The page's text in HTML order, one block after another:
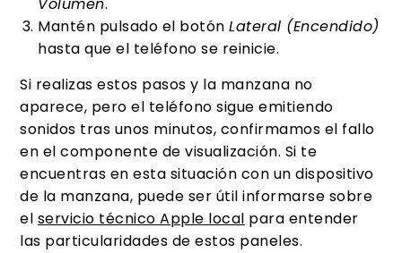
Volumen.
Mantén pulsado el botónLateral (Encendido)
hasta que el teléfono se reinicie.
Si realizas estos pasos y la manzana no
aparece, pero el teléfono sigue emitiendo
sonidos tras unos minutos, confirmamos el fallo
en el componente de visualización. Si te
encuentras en esta situación con un dispositivo
de la manzana, puede ser útil informarse sobre
el servicio técnico Apple local para entender
las particularidades de estos paneles.